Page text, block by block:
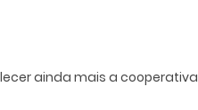
ainda mais a